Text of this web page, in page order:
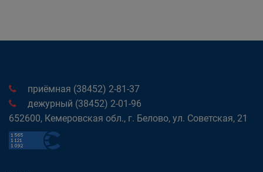
приёмная (38452) 2-81-37
дежурный (38452) 2-01-96
652600, Кемеровская обл., г. Белово, ул. Советская, 21